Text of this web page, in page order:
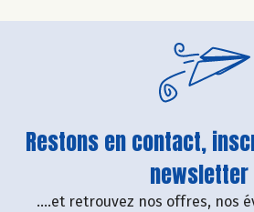
Restons en contact,
newsletter
....et retrouvez nos offres, nos